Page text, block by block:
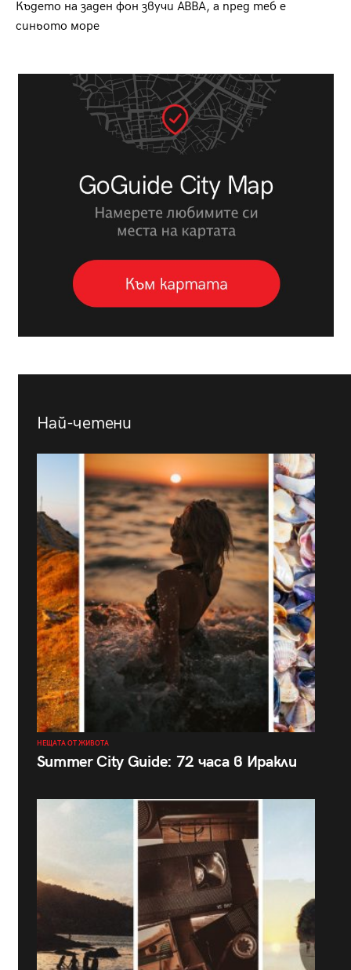
Където на заден фон звучи ABBA, а пред теб е
синьото море
Най-четени
НЕЩАТА ОТ ЖИВОТА
Summer City Guide: 72 часа в Иракли